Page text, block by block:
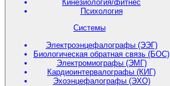
Кинезиология/фитнес
Психология
Системы
Электроэнцефалографы (ЭЭГ)
Биологическая обратная связь (БОС)
Электромиографы (ЭМГ)
Кардиоинтервалографы (КИГ)
Эхоэнцефалографы (ЭХО)